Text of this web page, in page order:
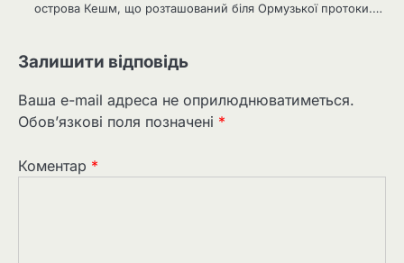
острова Кешм, що розташований біля Ормузької протоки.…
Залишити відповідь
Ваша e-mail адреса не оприлюднюватиметься.
Обов’язкові поля позначені *
Коментар *